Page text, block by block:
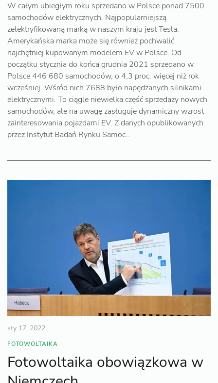
W całym ubiegłym roku sprzedano w Polsce ponad 7500
samochodów elektrycznych. Najpopularniejszą
zelektryfikowaną marką w naszym kraju jest Tesla.
Amerykańska marka może się również pochwalić
najchętniej kupowanym modelem EV w Polsce. Od
początku stycznia do końca grudnia 2021 sprzedano w
Polsce 446 680 samochodów, o 4,3 proc. więcej niż rok
wcześniej. Wśród nich 7688 było napędzanych silnikami
elektrycznymi. To ciągle niewielka część sprzedaży nowych
samochodów, ale na uwagę zasługuje dynamiczny wzrost
zainteresowania pojazdami EV. Z danych opublikowanych
przez Instytut Badań Rynku Samoc…
sty 17, 2022
FOTOWOLTAIKA
Fotowoltaika obowiązkowa w